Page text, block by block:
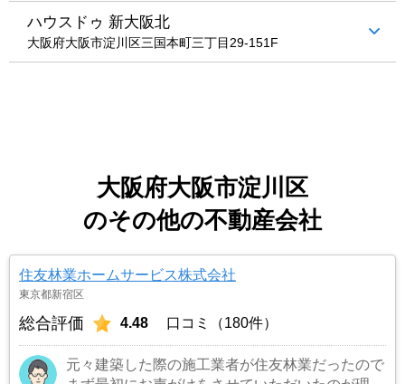
ハウスドゥ 新大阪北
大阪府大阪市淀川区三国本町三丁目29-151F
大阪府大阪市淀川区
のその他の不動産会社
住友林業ホームサービス株式会社
東京都新宿区
総合評価 4.48 口コミ（180件）
元々建築した際の施工業者が住友林業だったので